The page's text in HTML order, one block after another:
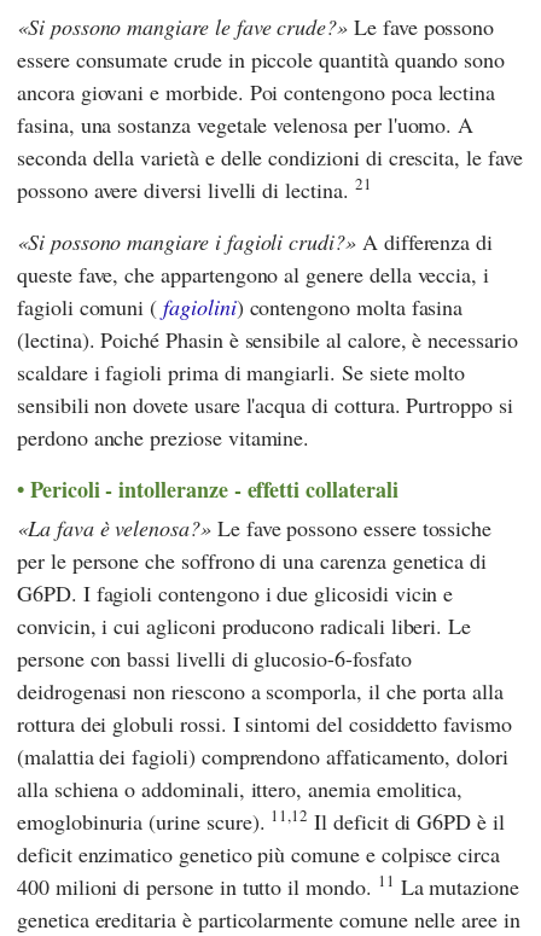
Si possono mangiare le fave crude? Le fave possono
essere consumate crude in piccole quantità quando sono
ancora giovani e morbide. Poi contengono poca lectina
fasina, una sostanza vegetale velenosa per l'uomo. A
seconda della varietà e delle condizioni di crescita, le fave
possono avere diversi livelli di lectina. 21
Si possono mangiare i fagioli crudi? A differenza di
queste fave, che appartengono al genere della veccia, i
fagioli comuni (fagiolini) contengono molta fasina
(lectina). Poiché Phasin è sensibile al calore, è necessario
scaldare i fagioli prima di mangiarli. Se siete molto
sensibili non dovete usare l'acqua di cottura. Purtroppo si
perdono anche preziose vitamine.
Pericoli - intolleranze - effetti collaterali
La fava è velenosa? Le fave possono essere tossiche
per le persone che soffrono di una carenza genetica di
G6PD. I fagioli contengono i due glicosidi vicin e
convicin, i cui agliconi producono radicali liberi. Le
persone con bassi livelli di glucosio-6-fosfato
deidrogenasi non riescono a scomporla, il che porta alla
rottura dei globuli rossi. I sintomi del cosiddetto favismo
(malattia dei fagioli) comprendono affaticamento, dolori
alla schiena o addominali, ittero, anemia emolitica,
emoglobinuria (urine scure). 11,12 Il deficit di G6PD è il
deficit enzimatico genetico più comune e colpisce circa
400 milioni di persone in tutto il mondo. 11 La mutazione
genetica ereditaria è particolarmente comune nelle aree in